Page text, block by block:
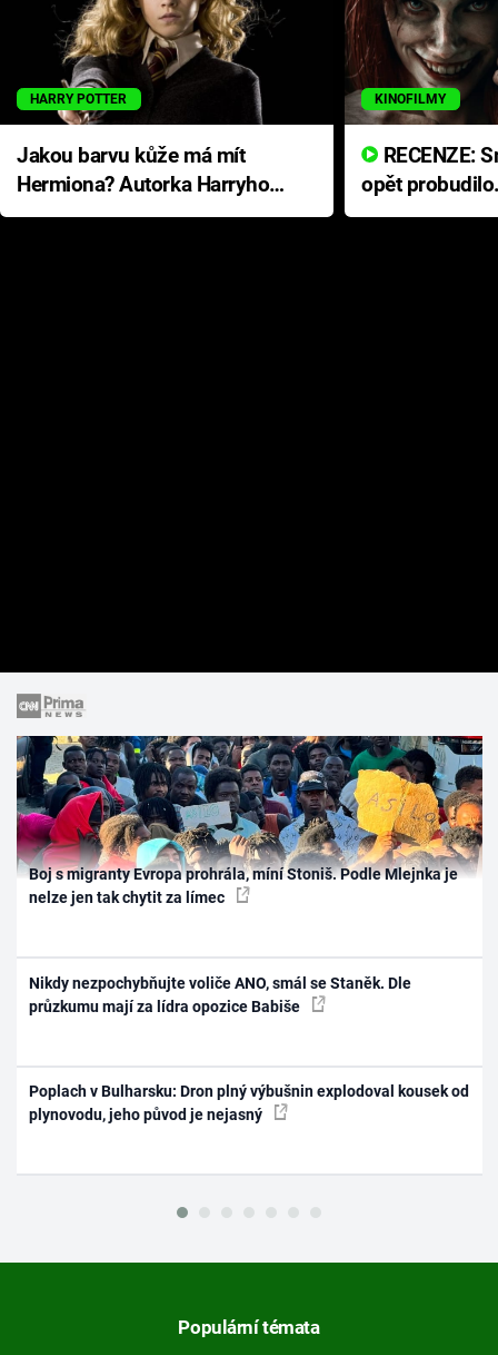
HARRY POTTER
Jakou barvu kůže má mít
Hermiona? Autorka Harryho
Pottera přišla s ráznou
KINOFILMY
opět
přichází s
Boj s migranty Evropa prohrála, míní Stoniš. Podle Mlejnka je
nelze jen tak chytit za límec
Nikdy nezpochybňujte voliče ANO, smál se Staněk. Dle
průzkumu mají za lídra opozice Babiše
Poplach v Bulharsku: Dron plný výbušnin explodoval kousek od
plynovodu, jeho původ je nejasný
Populární témata